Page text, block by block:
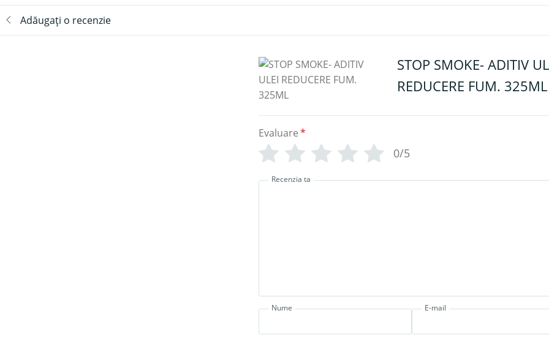
Adăugați o recenzie
STOP SMOKE- ADITIV
REDUCERE FUM. 325ML
Evaluare*
0/5
Recenzia ta
Nume E-mail